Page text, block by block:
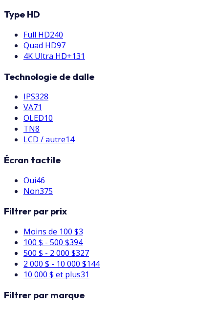
Type HD
Full HD240
Quad HD97
4K Ultra HD+131
Technologie de dalle
IPS328
VA71
OLED10
TN8
LCD / autre14
Écran tactile
Oui46
Non375
Filtrer par prix
Moins de 100 $3
100 $ - 500 $394
500 $ - 2 000 $327
2 000 $ - 10 000 $144
10 000 $ et plus31
Filtrer par marque